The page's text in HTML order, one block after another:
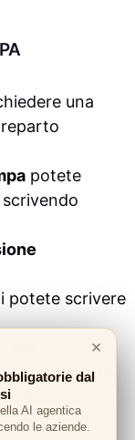
una
reparto
potete
potete scrivere
non sono
forma,
un link
×
dal
AI agentica
le aziende.